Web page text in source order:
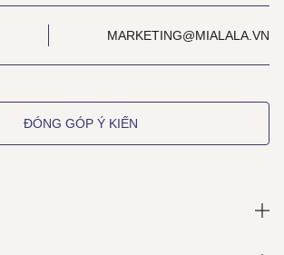
MARKETING@MIALALA.VN
ĐÓNG GÓP Ý KIẾN